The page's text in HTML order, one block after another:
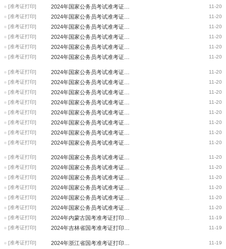
11-20
[准考证打印]
11-20
[准考证打印]
11-20
[准考证打印]
11-20
[准考证打印]
11-20
[准考证打印]
11-20
[准考证打印]
11-20
[准考证打印]
11-20
[准考证打印]
11-20
[准考证打印]
11-20
[准考证打印]
11-20
[准考证打印]
11-20
[准考证打印]
11-20
[准考证打印]
11-20
[准考证打印]
11-20
[准考证打印]
11-20
[准考证打印]
11-20
[准考证打印]
11-20
[准考证打印]
11-20
[准考证打印]
11-20
[准考证打印]
11-19
[准考证打印]
11-19
[准考证打印]
11-19
[准考证打印]